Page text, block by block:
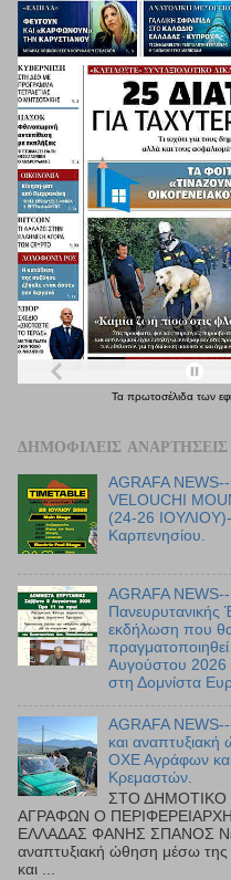
Τα πρωτοσέλιδα των
ΔΗΜΟΦΙΛΕΊΣ ΑΝΑΡΤΉΣΕΙΣ
AGRAFA
VELOUCHI
(24-26
Καρπενησίου.
AGRAFA
εκδήλωση που
Αυγούστου 2026
στη Δομνίστα
AGRAFA
και
ΟΧΕ Αγράφων και
Κρεμαστών.
ΣΤΟ ΔΗΜΟΤΙΚΟ
ΑΓΡΑΦΩΝ Ο
ΕΛΛΑΔΑΣ ΦΑΝΗΣ ΣΠΑΝΟΣ Νέα
αναπτυξιακή ώθηση μέσω
και ...